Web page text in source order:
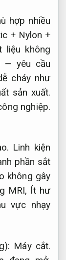
hợp nhiều
+ Nylon +
liệu không
— yêu cầu
cháy như
sản xuất.
nghiệp.
Linh kiện
phần sắt
không gây
MRI, Ít hư
vực nhạy
Máy cắt.